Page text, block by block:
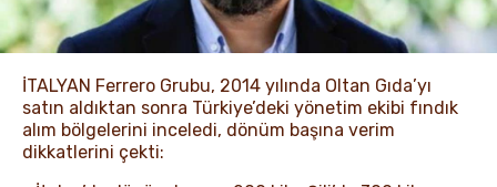
İTALYAN Ferrero Grubu, 2014 yılında Oltan Gıda’yı
satın aldıktan sonra Türkiye’deki yönetim ekibi fındık
alım bölgelerini inceledi, dönüm başına verim
dikkatlerini çekti: